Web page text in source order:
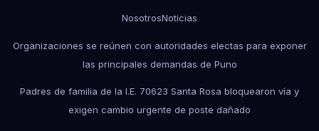
NosotrosNoticias
Organizaciones se reúnen con autoridades electas para exponer
las principales demandas de Puno
Padres de familia de la I.E. 70623 Santa Rosa bloquearon vía y
exigen cambio urgente de poste dañado